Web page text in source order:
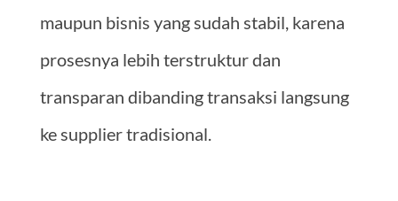
maupun bisnis yang sudah stabil, karena
prosesnya lebih terstruktur dan
transparan dibanding transaksi langsung
ke supplier tradisional.